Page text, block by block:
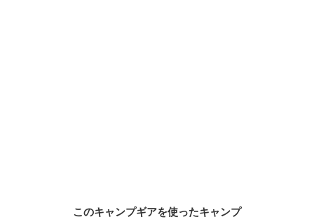
このキャンプギアを使ったキャンプ